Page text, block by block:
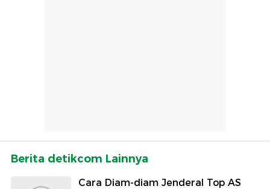
Berita detikcom Lainnya
Cara Diam-diam Jenderal Top AS